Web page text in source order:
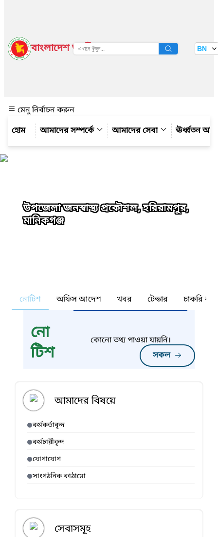
বাংলাদেশ জাতীয় তথ্য বাতায়ন BN
মেনু নির্বাচন করুন
আমাদের সম্পর্কে
আমাদের সেবা ঊর্ধ্বতন
উপজেলা জনস্বাস্থ্য প্রকৌশল, হরিরামপুর,
মানিকগঞ্জ
নোটিশ অফিস আদেশ খবর টেন্ডার চাকরি
নো
টিশ
সকল
কোনো তথ্য পাওয়া যায়নি।
আমাদের বিষয়ে
কর্মকর্তাবৃন্দ
কর্মচারীবৃন্দ
যোগাযোগ
সাংগঠনিক কাঠামো
সেবাসমূহ